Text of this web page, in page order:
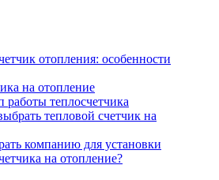
отопления: особенности
на отопление
теплосчетчика
тепловой счетчик на
компанию для установки
на отопление?